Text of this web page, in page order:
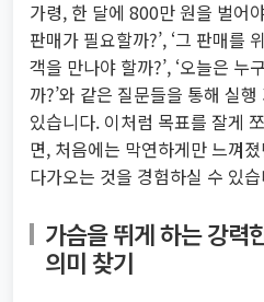
가령, 한 달에 800만 원을 벌어
판매가 필요할까?’, ‘그 판매를
객을 만나야 할까?’, ‘오늘은 누
까?’와 같은 질문들을 통해 실
있습니다. 이처럼 목표를 잘게
면, 처음에는 막연하게만 느껴
다가오는 것을 경험하실 수 있
가슴을 뛰게 하는 강력
의미 찾기